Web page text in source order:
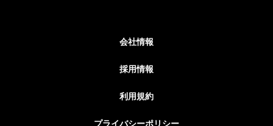
会社情報
採用情報
利用規約
プライバシーポリシー